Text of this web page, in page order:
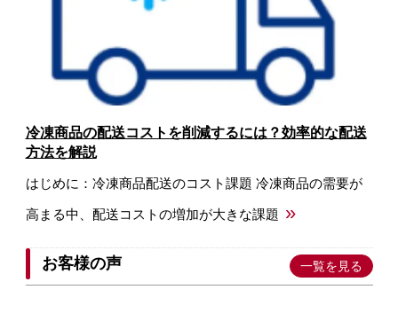
冷凍商品の配送コストを削減するには？効率的な配送
方法を解説
はじめに：冷凍商品配送のコスト課題 冷凍商品の需要が
高まる中、配送コストの増加が大きな課題 »
お客様の声 一覧を見る